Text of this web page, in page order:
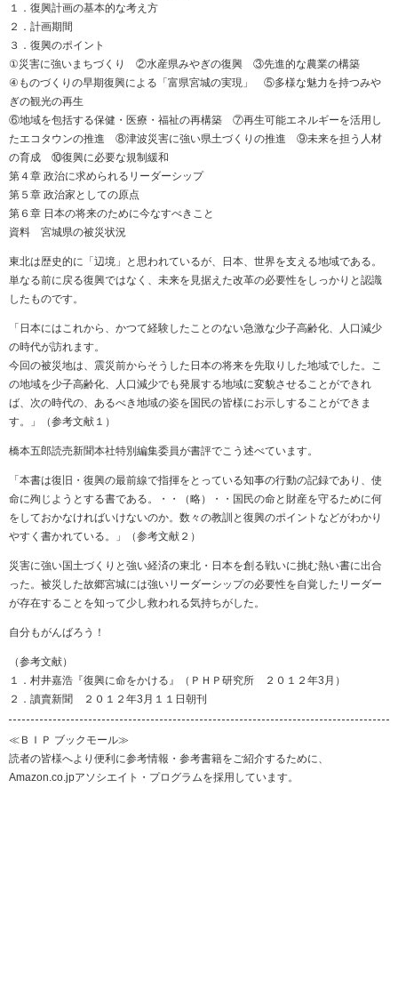
１．復興計画の基本的な考え方
２．計画期間
３．復興のポイント
①災害に強いまちづくり ②水産県みやぎの復興 ③先進的な農業の構築
④ものづくりの早期復興による「富県宮城の実現」 ⑤多様な魅力を持つみや
ぎの観光の再生
⑥地域を包括する保健・医療・福祉の再構築 ⑦再生可能エネルギーを活用し
たエコタウンの推進 ⑧津波災害に強い県土づくりの推進 ⑨未来を担う人材
の育成 ⑩復興に必要な規制緩和
第４章 政治に求められるリーダーシップ
第５章 政治家としての原点
第６章 日本の将来のために今なすべきこと
資料 宮城県の被災状況
東北は歴史的に「辺境」と思われているが、日本、世界を支える地域である。
単なる前に戻る復興ではなく、未来を見据えた改革の必要性をしっかりと認識
したものです。
「日本にはこれから、かつて経験したことのない急激な少子高齢化、人口減少
の時代が訪れます。
今回の被災地は、震災前からそうした日本の将来を先取りした地域でした。こ
の地域を少子高齢化、人口減少でも発展する地域に変貌させることができれ
ば、次の時代の、あるべき地域の姿を国民の皆様にお示しすることができま
す。」（参考文献１）
橋本五郎読売新聞本社特別編集委員が書評でこう述べています。
「本書は復旧・復興の最前線で指揮をとっている知事の行動の記録であり、使
命に殉じようとする書である。・・（略）・・国民の命と財産を守るために何
をしておかなければいけないのか。数々の教訓と復興のポイントなどがわかり
やすく書かれている。」（参考文献２）
災害に強い国土づくりと強い経済の東北・日本を創る戦いに挑む熱い書に出合
った。被災した故郷宮城には強いリーダーシップの必要性を自覚したリーダー
が存在することを知って少し救われる気持ちがした。
自分もがんばろう！
（参考文献）
１．村井嘉浩『復興に命をかける』（ＰＨＰ研究所 ２０１２年3月）
２．讀賣新聞 ２０１２年3月１１日朝刊
≪ＢＩＰ ブックモール≫
読者の皆様へより便利に参考情報・参考書籍をご紹介するために、
Amazon.co.jpアソシエイト・プログラムを採用しています。